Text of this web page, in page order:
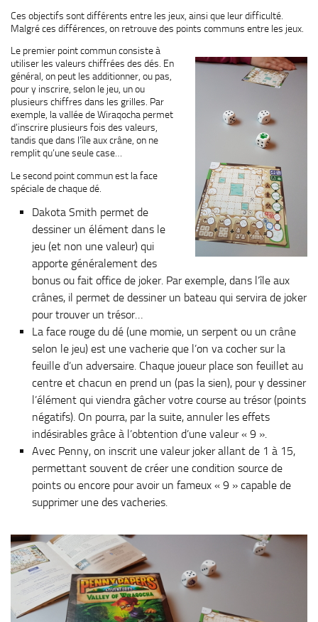
Ces objectifs sont différents entre les jeux, ainsi que leur difficulté.
Malgré ces différences, on retrouve des points communs entre les jeux.
Le premier point commun consiste à
utiliser les valeurs chiffrées des dés. En
général, on peut les additionner, ou pas,
pour y inscrire, selon le jeu, un ou
plusieurs chiffres dans les grilles. Par
exemple, la vallée de Wiraqocha permet
d’inscrire plusieurs fois des valeurs,
tandis que dans l’île aux crâne, on ne
remplit qu’une seule case…
Le second point commun est la face
spéciale de chaque dé.
Dakota Smith permet de
dessiner un élément dans le
jeu (et non une valeur) qui
apporte généralement des
bonus ou fait office de joker. Par exemple, dans l’île aux
crânes, il permet de dessiner un bateau qui servira de joker
pour trouver un trésor…
La face rouge du dé (une momie, un serpent ou un crâne
selon le jeu) est une vacherie que l’on va cocher sur la
feuille d’un adversaire. Chaque joueur place son feuillet au
centre et chacun en prend un (pas la sien), pour y dessiner
l’élément qui viendra gâcher votre course au trésor (points
négatifs). On pourra, par la suite, annuler les effets
indésirables grâce à l’obtention d’une valeur « 9 ».
Avec Penny, on inscrit une valeur joker allant de 1 à 15,
permettant souvent de créer une condition source de
points ou encore pour avoir un fameux « 9 » capable de
supprimer une des vacheries.